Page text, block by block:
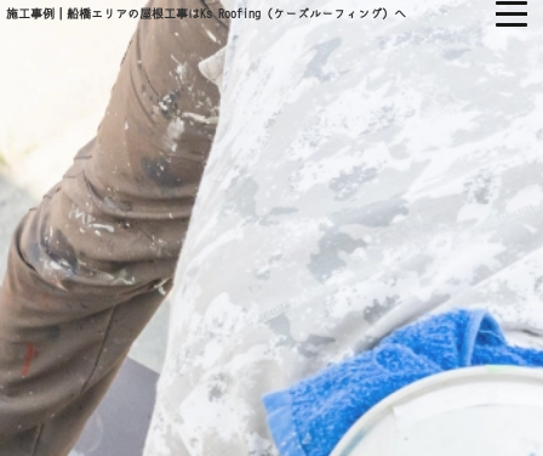
施工事例｜船橋エリアの屋根工事はKs Roofing（ケーズルーフィング）へ
㈱KS ROOFING
ホーム
当社について
会社概要